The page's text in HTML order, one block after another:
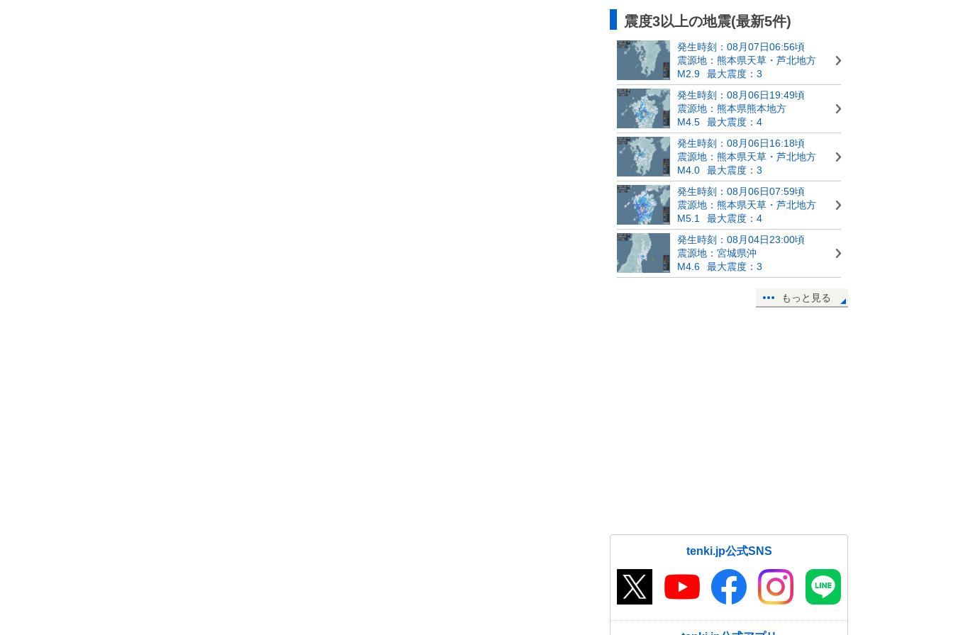
震度3以上の地震(最新5件)
発生時刻：08月07日06:56頃
震源地：熊本県天草・芦北地方
M2.9
最大震度：3
発生時刻：08月06日19:49頃
震源地：熊本県熊本地方
M4.5
最大震度：4
発生時刻：08月06日16:18頃
震源地：熊本県天草・芦北地方
M4.0
最大震度：3
発生時刻：08月06日07:59頃
震源地：熊本県天草・芦北地方
M5.1
最大震度：4
発生時刻：08月04日23:00頃
震源地：宮城県沖
M4.6
最大震度：3
もっと見る
tenki.jp公式SNS